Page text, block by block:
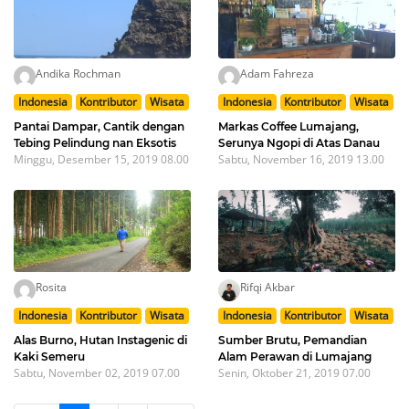
Andika Rochman
Indonesia
Kontributor Wisata
Pantai Dampar, Cantik dengan
Tebing Pelindung nan Eksotis
Minggu, Desember 15, 2019 08.00
Adam Fahreza
Indonesia
Kontributor Wisata
Markas Coffee Lumajang,
Serunya Ngopi di Atas Danau
Sabtu, November 16, 2019 13.00
Rosita
Indonesia
Kontributor Wisata
Alas Burno, Hutan Instagenic di
Kaki Semeru
Sabtu, November 02, 2019 07.00
Rifqi Akbar
Indonesia
Kontributor Wisata
Sumber Brutu, Pemandian
Alam Perawan di Lumajang
Senin, Oktober 21, 2019 07.00